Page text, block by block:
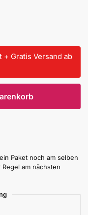
Gratis Versand ab
Paket noch am selben
am nächsten